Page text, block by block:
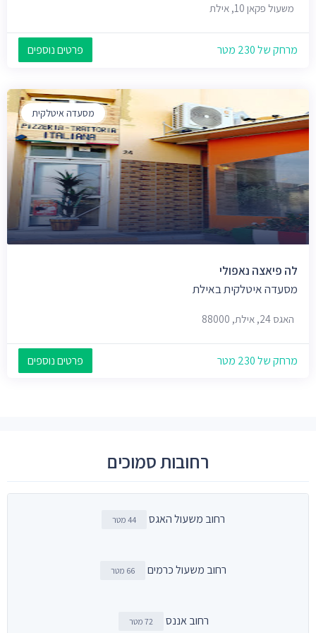
משעול פקאן 10, אילת
מרחק של 230 מטר פרטים נוספים
מסעדה איטלקית
לה פיאצה נאפולי
מסעדה איטלקית באילת
האגס 24, אילת, 88000
מרחק של 230 מטר פרטים נוספים
רחובות סמוכים
רחוב משעול האגס 44 מטר
רחוב משעול כרמים 66 מטר
רחוב אננס 72 מטר